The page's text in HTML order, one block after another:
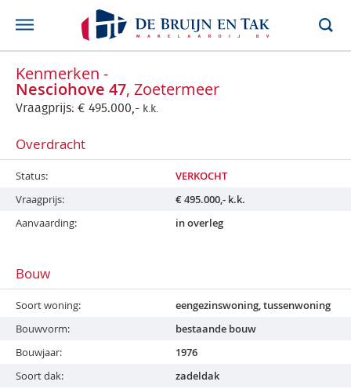
Kenmerken -
Nesciohove 47, Zoetermeer
Vraagprijs: € 495.000,- k.k.
Overdracht
Status
VERKOCHT
Vraagprijs
€495.000,- k.k.
Aanvaarding
in overleg
Bouw
Soort woning
eengezinswoning, tussenwoning
Bouwvorm
bestaande bouw
Bouwjaar
1976
Soort dak
zadeldak